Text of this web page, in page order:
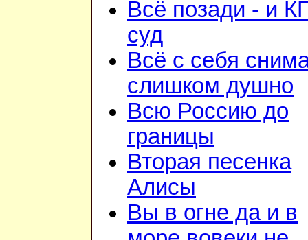
Всё позади - и
суд
Всё с себя
слишком душно
Всю Россию до
границы
Вторая песенка
Алисы
Вы в огне да и в